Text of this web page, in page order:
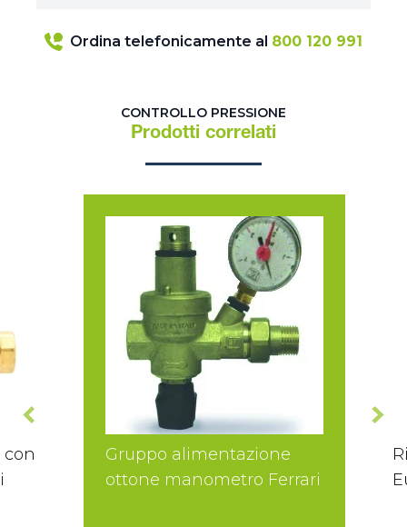
Ordina telefonicamente al 800 120 991
CONTROLLO PRESSIONE
Prodotti correlati
Gruppo alimentazione
ottone manometro Ferrari